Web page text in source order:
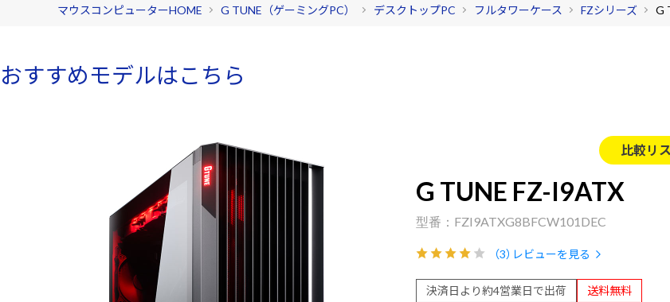
マウスコンピューターHOME G TUNE（ゲーミングPC） デスクトップPC フルタワーケース FZシリーズ G
おすすめモデルはこちら
比較リ
G TUNE FZ-I9ATX
FZI9ATXG8BFCW101DEC
（3）レビューを見る
決済日より約4営業日で出荷
送料無料